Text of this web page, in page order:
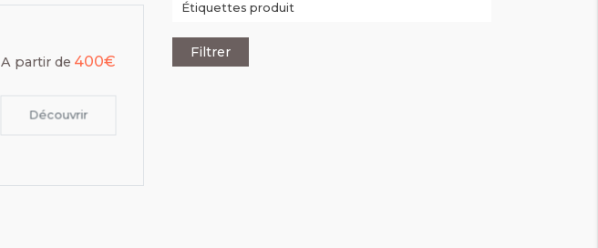
A partir de 400€
Découvrir